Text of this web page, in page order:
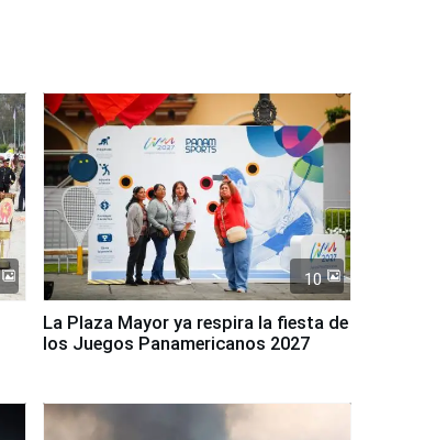
10
La Plaza Mayor ya respira la fiesta de
los Juegos Panamericanos 2027